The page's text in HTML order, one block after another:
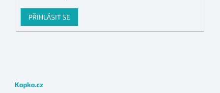
PŘIHLÁSIT SE
Kopko.cz